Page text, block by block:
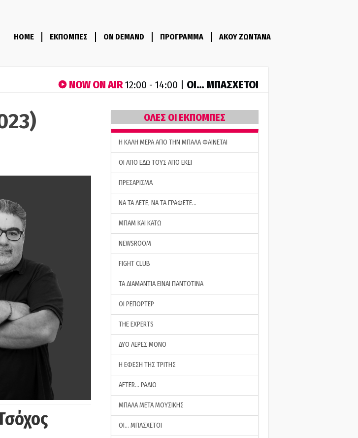
HOME ΕΚΠΟΜΠΕΣ ON DEMAND ΠΡΟΓΡΑΜΜΑ ΑΚΟΥ ΖΩΝΤΑΝΑ
NOW ON AIR12:00 - 14:00 | ΟΙ… ΜΠΑΣΧΕΤΟΙ
ΟΛΕΣ ΟΙ ΕΚΠΟΜΠΕΣ
H ΚΑΛΗ ΜΕΡΑ ΑΠΟ ΤΗΝ ΜΠΑΛΑ ΦΑΙΝΕΤΑΙ
ΟΙ ΑΠΟ ΕΔΩ ΤΟΥΣ ΑΠΟ ΕΚΕΙ
ΠΡΕΣΑΡΙΣΜΑ
ΝΑ ΤΑ ΛΕΤΕ, ΝΑ ΤΑ ΓΡΑΦΕΤΕ…
ΜΠΑΜ ΚΑΙ ΚΑΤΩ
NEWSROOM
FIGHT CLUB
ΤΑ ΔΙΑΜΑΝΤΙΑ ΕΙΝΑΙ ΠΑΝΤΟΤΙΝΑ
ΟΙ ΡΕΠΟΡΤΕΡ
THE EXPERTS
ΔΥΟ ΛΕΡΕΣ ΜΟΝΟ
Η ΕΦΕΣΗ ΤΗΣ ΤΡΙΤΗΣ
AFTER… ΡΑΔΙΟ
ΜΠΑΛΑ ΜΕΤΑ ΜΟΥΣΙΚΗΣ
ΟΙ… ΜΠΑΣΧΕΤΟΙ